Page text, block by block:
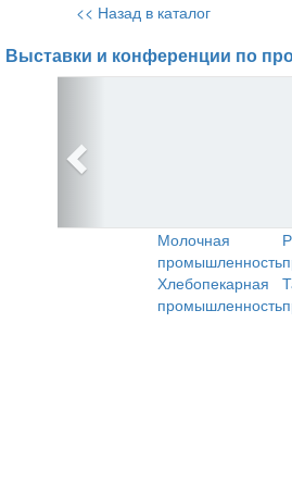
<< Назад в каталог
Выставки и конференции по
Молочная
промышленность
Хлебопекарная
промышленность